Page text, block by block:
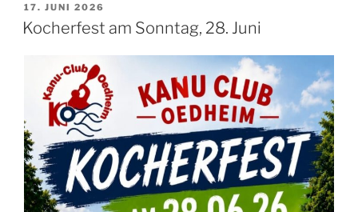
VERÖFFENTLICHT
AM
17. JUNI 2026
Kocherfest am Sonntag, 28. Juni